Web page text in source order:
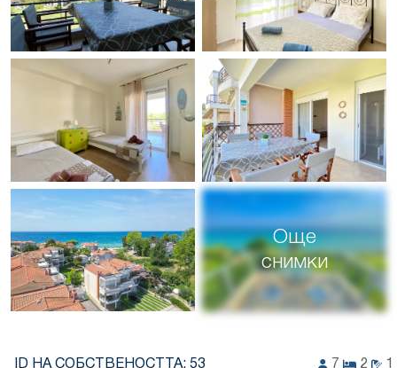
Още
снимки
ID НА СОБСТВЕНОСТТА: 53 7 2 1